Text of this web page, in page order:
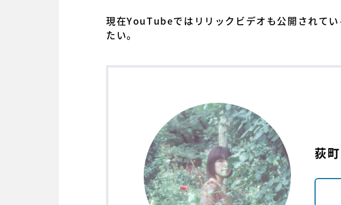
現在YouTubeではリリックビデオも公開されて
たい。
荻